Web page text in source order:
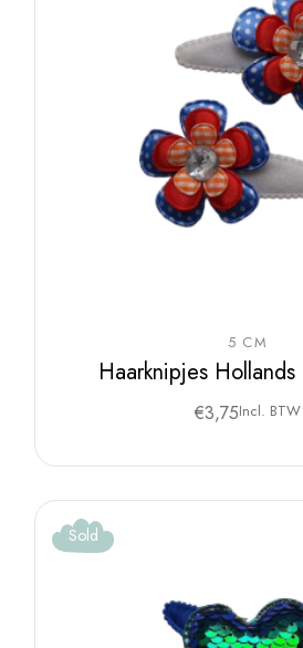
5 CM
Haarknipjes
€3,75Incl. BTW
Sold